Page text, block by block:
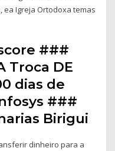
ea Igreja Ortodoxa temas
###
Troca DE
dias de
###
Birigui
dinheiro para a